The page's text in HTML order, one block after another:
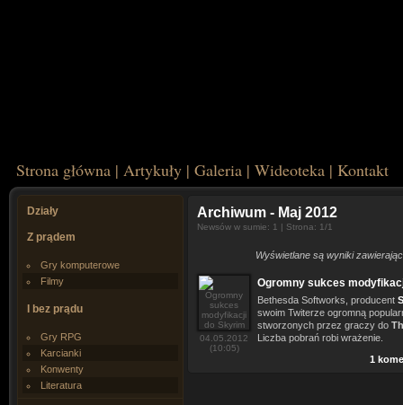
Strona główna | Artykuły | Galeria | Wideoteka | Kontakt
Działy
Z prądem
Gry komputerowe
Filmy
I bez prądu
Gry RPG
Karcianki
Konwenty
Literatura
Archiwum - Maj 2012
Newsów w sumie: 1 | Strona: 1/1
Wyświetlane są wyniki
04.05.2012
(10:05)
Ogromny sukces
Bethesda Softworks, producent
swoim Twiterze ogromną
stworzonych przez graczy do
Liczba pobrań robi wrażenie.
1